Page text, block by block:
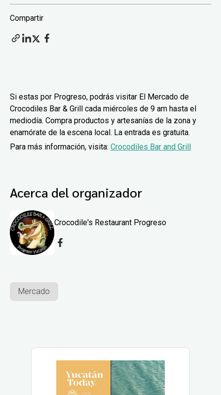
Compartir
Si estas por Progreso, podrás visitar El Mercado de
Crocodiles Bar & Grill cada miércoles de 9 am hasta el
mediodía. Compra productos y artesanías de la zona y
enamórate de la escena local. La entrada es gratuita.
Para más información, visita: Crocodiles Bar and Grill
Acerca del organizador
Crocodile's Restaurant Progreso
Mercado